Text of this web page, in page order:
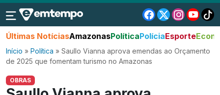
Últimas NotíciasAmazonasPolíticaPolíciaEsporte
Início » Política » Saullo Vianna aprova emendas ao Orçamento
de 2025 que fomentam turismo no Amazonas
OBRAS